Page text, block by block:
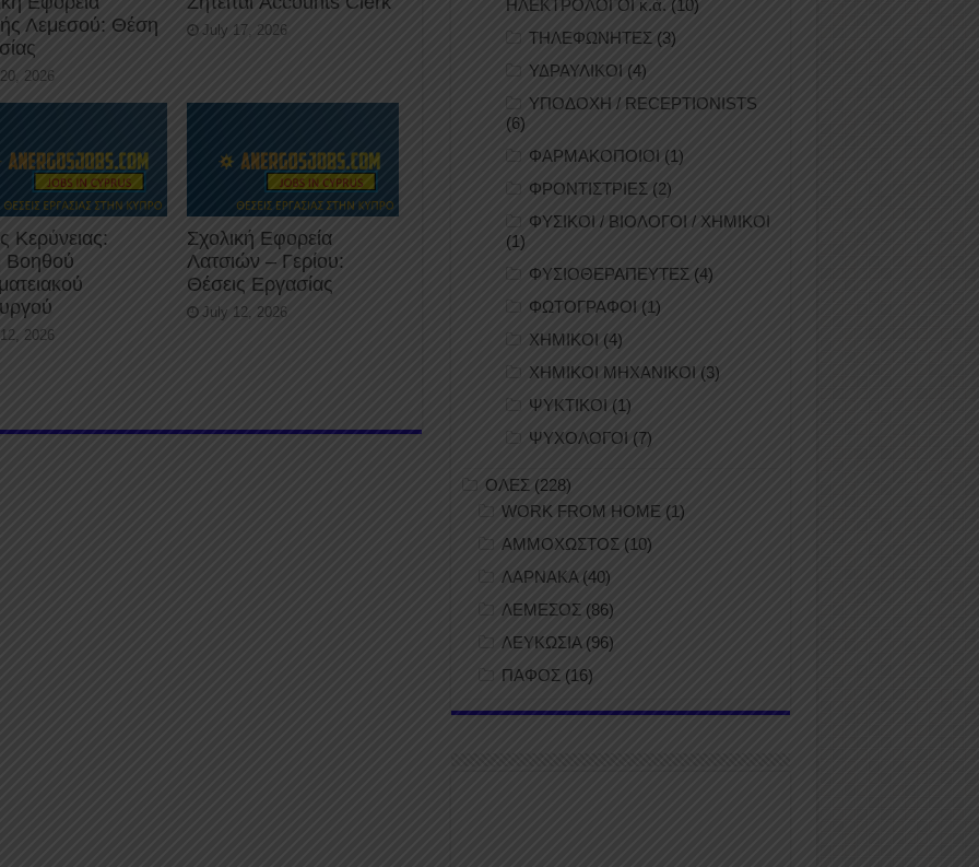
Λεμεσού: Θέση
2026
July 17, 2026
Κερύνειας:
Βοηθού
2026
Σχολική Εφορεία
Λατσιών – Γερίου:
Θέσεις Εργασίας
July 12, 2026
ΗΛΕΚΤΡΟΛΟΓΟΙ κ.ά. (10)
ΤΗΛΕΦΩΝΗΤΕΣ (3)
ΥΔΡΑΥΛΙΚΟΙ (4)
ΥΠΟΔΟΧΗ / RECEPTIONISTS
(6)
ΦΑΡΜΑΚΟΠΟΙΟΙ (1)
ΦΡΟΝΤΙΣΤΡΙΕΣ (2)
ΦΥΣΙΚΟΙ / ΒΙΟΛΟΓΟΙ / ΧΗΜΙΚΟΙ
(1)
ΦΥΣΙΟΘΕΡΑΠΕΥΤΕΣ (4)
ΦΩΤΟΓΡΑΦΟΙ (1)
ΧΗΜΙΚΟΙ (4)
ΧΗΜΙΚΟΙ ΜΗΧΑΝΙΚΟΙ (3)
ΨΥΚΤΙΚΟΙ (1)
ΨΥΧΟΛΟΓΟΙ (7)
ΟΛΕΣ (228)
WORK FROM HOME (1)
ΑΜΜΟΧΩΣΤΟΣ (10)
ΛΑΡΝΑΚΑ (40)
ΛΕΜΕΣΟΣ (86)
ΛΕΥΚΩΣΙΑ(96)
ΠΑΦΟΣ (16)